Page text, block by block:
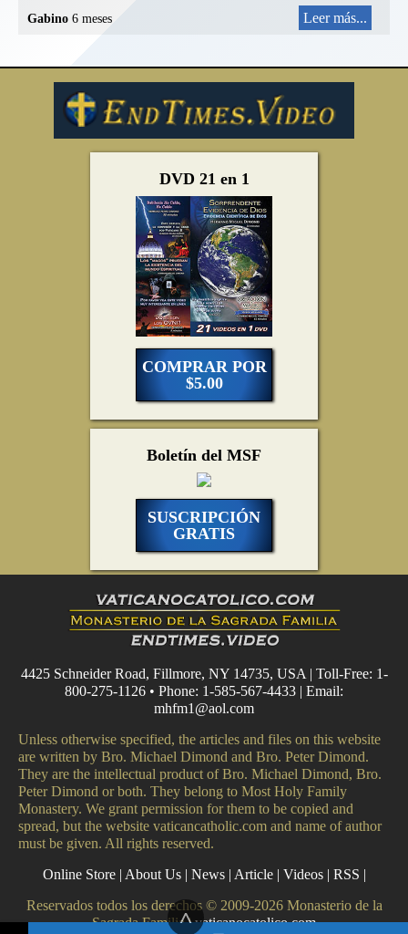
Gabino 6 meses Leer más...
^
DVD 21 en 1
COMPRAR POR
$5.00
Boletín del MSF
SUSCRIPCIÓN
GRATIS
4425 Schneider Road, Fillmore, NY 14735, USA | Toll-Free: 1-
800-275-1126 • Phone: 1-585-567-4433 | Email:
mhfm1@aol.com
Unless otherwise specified, the articles and files on this website
are written by Bro. Michael Dimond and Bro. Peter Dimond.
They are the intellectual product of Bro. Michael Dimond, Bro.
Peter Dimond or both. They belong to Most Holy Family
Monastery. We grant permission for them to be copied and
spread, but the website vaticancatholic.com and name of author
must be given. All rights reserved.
Online Store| About Us| News| Article| Videos| RSS |
Reservados todos los derechos © 2009-2026 Monasterio de la
Sagrada Familia |vaticanocatolico.com